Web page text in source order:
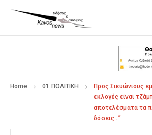
Home 01.ΠΟΛΙΤΙΚΗ
Προς Σικυώνιους
εκλογές είναι
αποτελέσματα τα
δόσεις…”